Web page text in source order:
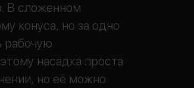
В сложенном
конуса, но за одно
рабочую
насадка проста
но её можно